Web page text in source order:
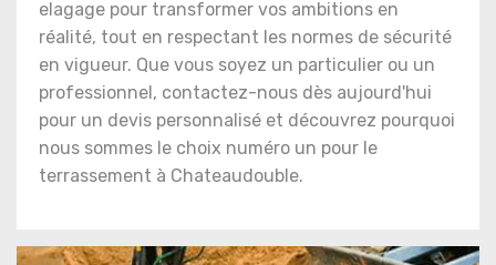
elagage pour transformer vos ambitions en
réalité, tout en respectant les normes de sécurité
en vigueur. Que vous soyez un particulier ou un
professionnel, contactez-nous dès aujourd'hui
pour un devis personnalisé et découvrez pourquoi
nous sommes le choix numéro un pour le
terrassement à Chateaudouble.